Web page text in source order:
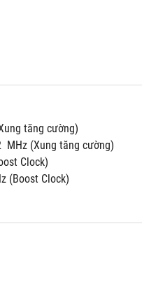
tăng cường)
MHz (Xung tăng cường)
Clock)
(Boost Clock)